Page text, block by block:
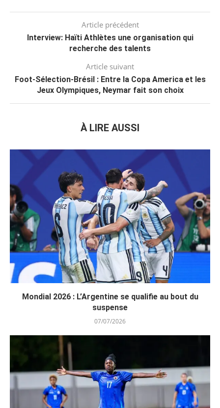
Article précédent
Interview: Haïti Athlètes une organisation qui
recherche des talents
Article suivant
Foot-Sélection-Brésil : Entre la Copa America et les
Jeux Olympiques, Neymar fait son choix
À LIRE AUSSI
Mondial 2026 : L’Argentine se qualifie au bout du
suspense
07/07/2026